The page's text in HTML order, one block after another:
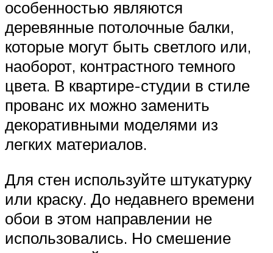
особенностью являются
деревянные потолочные балки,
которые могут быть светлого или,
наоборот, контрастного темного
цвета. В квартире-студии в стиле
прованс их можно заменить
декоративными моделями из
легких материалов.
Для стен используйте штукатурку
или краску. До недавнего времени
обои в этом направлении не
использовались. Но смешение